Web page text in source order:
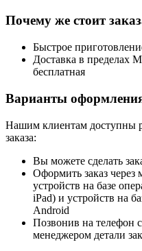
Почему же стоит
Быстрое
Доставка в
бесплатная
Варианты
Нашим клиентам доступны
заказа:
Вы можете сделать
Оформить заказ
устройств на базе
iPad) и устройств на
Android
Позвонив на телефон
менеджером детали